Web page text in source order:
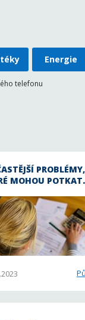
Energie
telefonu
PROBLÉMY,
MOHOU